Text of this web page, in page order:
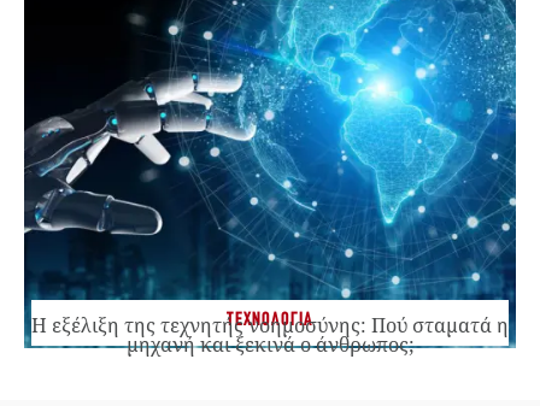
ΤΕΧΝΟΛΟΓΙΑ
Η εξέλιξη της τεχνητής νοημοσύνης: Πού σταματά η
μηχανή και ξεκινά ο άνθρωπος;